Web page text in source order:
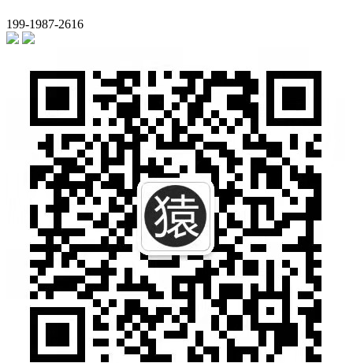
199-1987-2616